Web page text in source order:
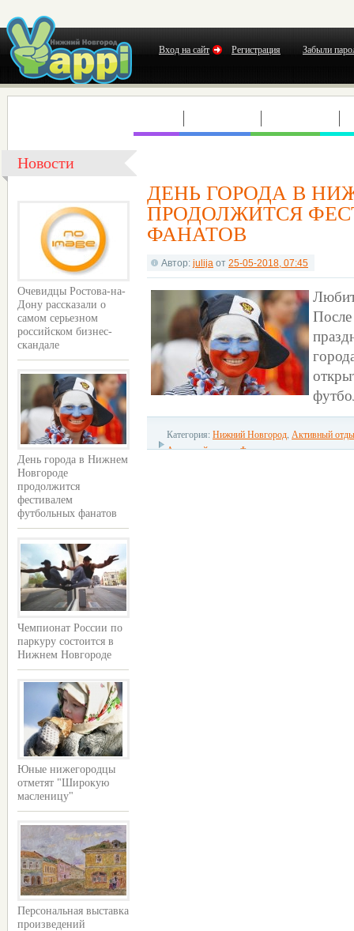
Вход на сайт Регистрация Забыли
Новости
Очевидцы Ростова-на-
Дону рассказали о
самом серьезном
российском бизнес-
скандале
День города в Нижнем
Новгороде
продолжится
фестивалем
футбольных фанатов
Чемпионат России по
паркуру состоится в
Нижнем Новгороде
Юные нижегородцы
отметят "Широкую
масленицу"
Персональная выставка
произведений
ДЕНЬ ГОРОДА В
ПРОДОЛЖИТСЯ
ФАНАТОВ
Автор: julija от 25-05-2018, 07:45
Категория: Нижний Новгород, Активный
Активный отдых,Фестивали